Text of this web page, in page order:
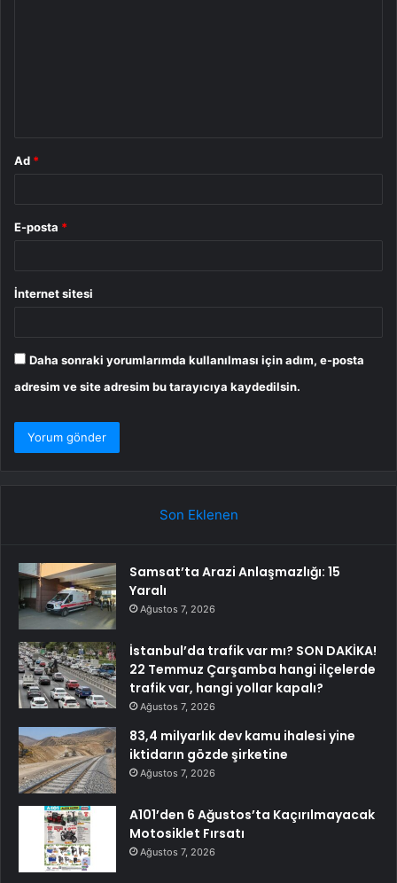
Ad *
E-posta *
İnternet sitesi
Daha sonraki yorumlarımda kullanılması için adım, e-posta
adresim ve site adresim bu tarayıcıya kaydedilsin.
Son Eklenen
Samsat’ta Arazi Anlaşmazlığı: 15
Yaralı
Ağustos 7, 2026
İstanbul’da trafik var mı? SON DAKİKA!
22 Temmuz Çarşamba hangi ilçelerde
trafik var, hangi yollar kapalı?
Ağustos 7, 2026
83,4 milyarlık dev kamu ihalesi yine
iktidarın gözde şirketine
Ağustos 7, 2026
A101’den 6 Ağustos’ta Kaçırılmayacak
Motosiklet Fırsatı
Ağustos 7, 2026